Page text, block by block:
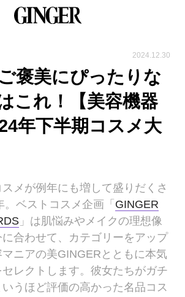
2024.12.30
褒美にぴったりな
これ！【美容機器
年下半期コスメ大
メが例年にも増して盛りだくさ
。ベストコスメ企画「 GINGER
」は肌悩みやメイクの理想像
合わせて、カテゴリーをアップ
ニアの美GINGERとともに本気
レクトします。彼女たちがガチ
うほど評価の高かった名品コス